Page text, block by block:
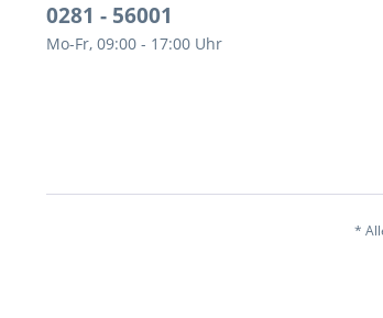
0281 - 56001
Mo-Fr, 09:00 - 17:00 Uhr
*